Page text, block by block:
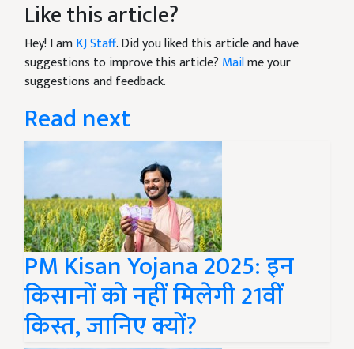
Like this article?
Hey! I amKJ Staff. Did you liked this article and have
suggestions to improve this article? Mailme your
suggestions and feedback.
Read next
PM Kisan Yojana 2025: इन
किसानों को नहीं मिलेगी 21वीं
किस्त, जानिए क्यों?